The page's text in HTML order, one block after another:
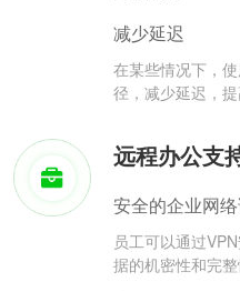
减少延迟
在某些情况下，
径，减少延迟，提
远程办公支
安全的企业网
员工可以通过
据的机密性和完整